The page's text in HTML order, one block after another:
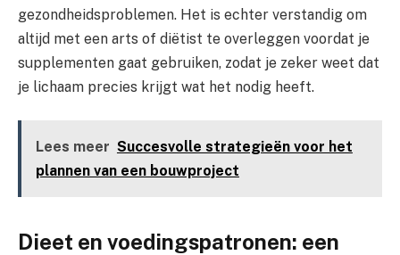
gezondheidsproblemen. Het is echter verstandig om
altijd met een arts of diëtist te overleggen voordat je
supplementen gaat gebruiken, zodat je zeker weet dat
je lichaam precies krijgt wat het nodig heeft.
Lees meer Succesvolle strategieën voor het
plannen van een bouwproject
Dieet en voedingspatronen: een